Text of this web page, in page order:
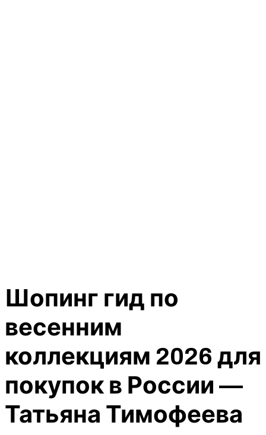
Шопинг гид по
весенним
коллекциям 2026 для
покупок в России —
Татьяна Тимофеева